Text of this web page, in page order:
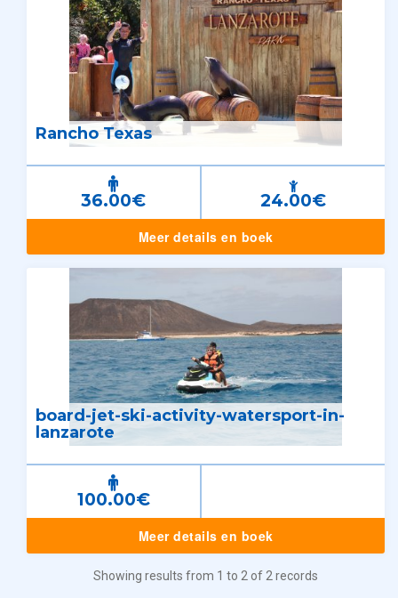
Rancho Texas
36.00€ 24.00€
Meer details en boek
board-jet-ski-activity-watersport-in-
lanzarote
100.00€
Meer details en boek
Showing results from 1 to 2 of 2 records